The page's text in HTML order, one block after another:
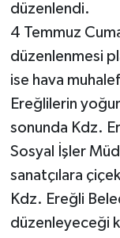
düzenlendi.
4 Temmuz
düzenlenmesi
ise hava
Ereğlilerin
sonunda Kdz.
Sosyal İşler
sanatçılara
Kdz. Ereğli
düzenleyeceği